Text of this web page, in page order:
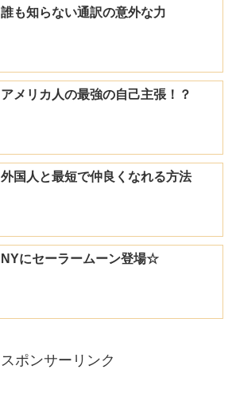
誰も知らない通訳の意外な力
アメリカ人の最強の自己主張！？
外国人と最短で仲良くなれる方法
NYにセーラームーン登場☆
スポンサーリンク